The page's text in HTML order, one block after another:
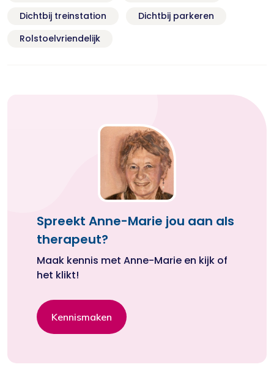
Dichtbij treinstation
Dichtbij parkeren
Rolstoelvriendelijk
Spreekt Anne-Marie jou aan als
therapeut?
Maak kennis met Anne-Marie en kijk of
het klikt!
Kennismaken